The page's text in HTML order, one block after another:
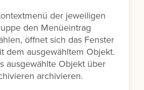
der jeweiligen
den Menüeintrag
öffnet sich das Fenster
dem ausgewähltem Objekt.
ausgewählte Objekt über
archivieren.